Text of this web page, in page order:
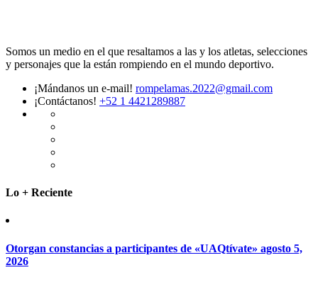
Somos un medio en el que resaltamos a las y los atletas, selecciones
y personajes que la están rompiendo en el mundo deportivo.
¡Mándanos un e-mail! rompelamas.2022@gmail.com
¡Contáctanos! +52 1 4421289887
Lo + Reciente
Otorgan constancias a participantes de «UAQtívate» agosto 5,
2026